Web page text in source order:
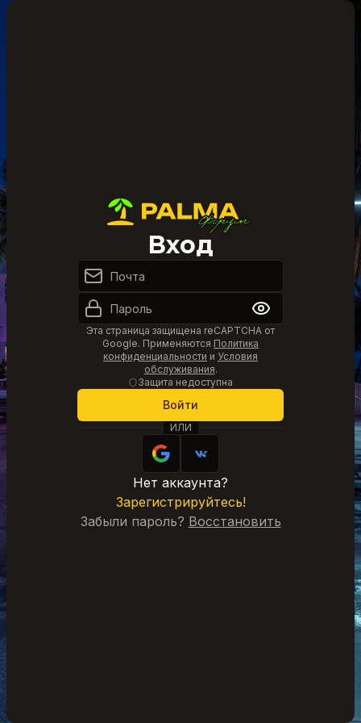
Вход
Эта страница защищена reCAPTCHA от
Google. Применяются Политика
конфиденциальности и Условия
обслуживания.
Защита недоступна
Войти
ИЛИ
Нет аккаунта?
Зарегистрируйтесь!
Забыли пароль? Восстановить